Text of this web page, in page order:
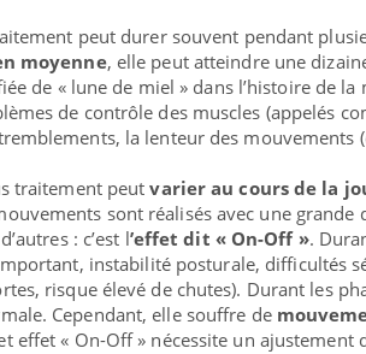
peut durer souvent pendant
moyenne, elle peut atteindre une
de « lune de miel » dans l’histoire de la
de contrôle des muscles (appelés
la lenteur des mouvements
traitement peutvarier au cours de la
sont réalisés avec une grande
: c’est l’effet dit « On-Off ».
instabilité posturale, difficultés
risque élevé de chutes). Durant les
Cependant, elle souffre de
effet « On-Off » nécessite un